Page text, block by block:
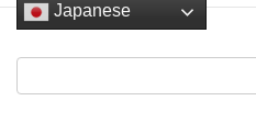
Japanese